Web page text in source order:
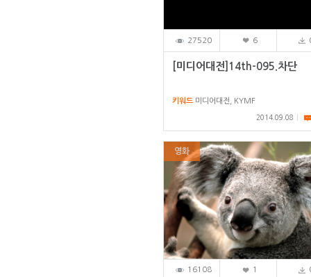
27520 6
[미디어대전]14th-095.차단
키워드 미디어대전, KYMF
2014.09.08
영화
16108 1